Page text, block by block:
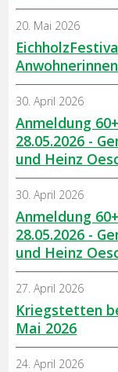
20. Mai 2026
Anmeldung
28.05.2026 -
und Heinz
30. April 2026
Anmeldung
28.05.2026 -
und Heinz
30. April 2026
Kriegstetten
Mai 2026
27. April 2026
24. April 2026